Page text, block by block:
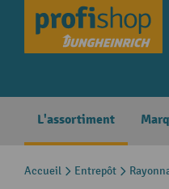
Skip to main
L'assortiment
Accueil Entrepôt